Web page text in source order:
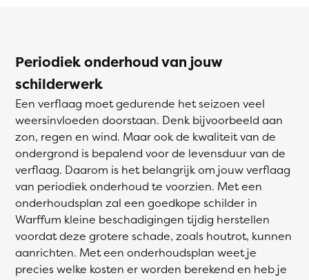
Periodiek onderhoud van jouw
schilderwerk
Een verflaag moet gedurende het seizoen veel
weersinvloeden doorstaan. Denk bijvoorbeeld aan
zon, regen en wind. Maar ook de kwaliteit van de
ondergrond is bepalend voor de levensduur van de
verflaag. Daarom is het belangrijk om jouw verflaag
van periodiek onderhoud te voorzien. Met een
onderhoudsplan zal een goedkope schilder in
Warffum kleine beschadigingen tijdig herstellen
voordat deze grotere schade, zoals houtrot, kunnen
aanrichten. Met een onderhoudsplan weet je
precies welke kosten er worden berekend en heb je